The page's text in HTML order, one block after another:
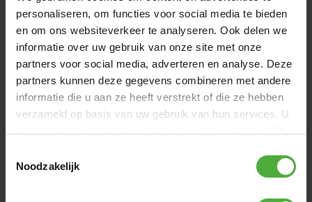
personaliseren, om functies voor social media te bieden
en om ons websiteverkeer te analyseren. Ook delen we
informatie over uw gebruik van onze site met onze
partners voor social media, adverteren en analyse. Deze
partners kunnen deze gegevens combineren met andere
informatie die u aan ze heeft verstrekt of die ze hebben
verzameld op basis van uw gebruik van hun services. U
Noodzakelijk
KØBES OFTE SAMMEN MED